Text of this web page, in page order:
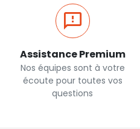
Assistance Premium
Nos équipes sont à votre
écoute pour toutes vos
questions